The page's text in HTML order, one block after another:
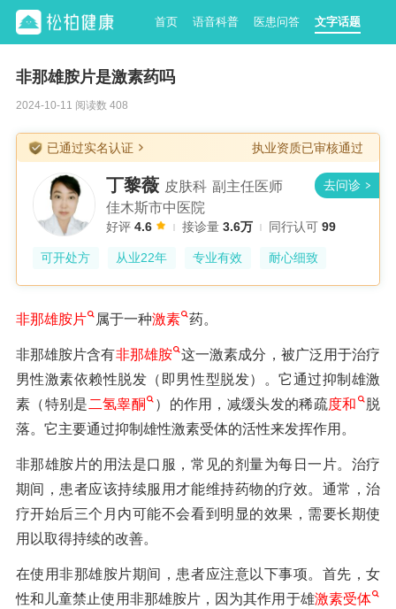
首页 语音科普 医患问答 文字话题
非那雄胺片是激素药吗
2024-10-11 阅读数 408
已通过实名认证 执业资质已审核通过
丁黎薇 皮肤科 副主任医师
佳木斯市中医院
好评4.6 接诊量3.6万 同行认可99
可开处方 从业22年 专业有效 耐心细致
非那雄胺片 属于一种激素 药。
非那雄胺片含有非那雄胺 这一激素成分，被广泛用于治疗
男性激素依赖性脱发（即男性型脱发）。它通过抑制雄激
素（特别是 二氢睾酮 ）的作用，减缓头发的稀疏度和
脱
落。它主要通过抑制雄性激素受体的活性来发挥作用。
非那雄胺片的用法是口服，常见的剂量为每日一片。治疗
期间，患者应该持续服用才能维持药物的疗效。通常，治
疗开始后三个月内可能不会看到明显的效果，需要长期使
用以取得持续的改善。
在使用非那雄胺片期间，患者应注意以下事项。首先，女
性和儿童禁止使用非那雄胺片，因为其作用于雄激素受体